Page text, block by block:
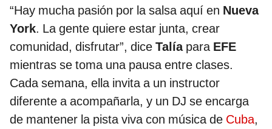
“Hay mucha pasión por la salsa aquí en Nueva
York. La gente quiere estar junta, crear
comunidad, disfrutar”, dice Talía para EFE
mientras se toma una pausa entre clases.
Cada semana, ella invita a un instructor
diferente a acompañarla, y un DJ se encarga
de mantener la pista viva con música de Cuba,